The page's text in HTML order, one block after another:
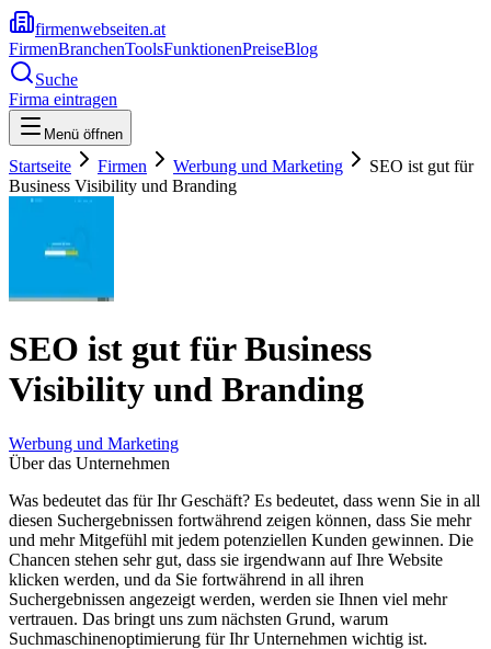
firmenwebseiten.at
FirmenBranchenToolsFunktionenPreiseBlog
Suche
Firma eintragen
Menü öffnen
Startseite Firmen Werbung und Marketing
SEO ist gut für
Business Visibility und Branding
SEO ist gut für Business
Visibility und Branding
Werbung und Marketing
Über das Unternehmen
Was bedeutet das für Ihr Geschäft? Es bedeutet, dass wenn Sie in all
diesen Suchergebnissen fortwährend zeigen können, dass Sie mehr
und mehr Mitgefühl mit jedem potenziellen Kunden gewinnen. Die
Chancen stehen sehr gut, dass sie irgendwann auf Ihre Website
klicken werden, und da Sie fortwährend in all ihren
Suchergebnissen angezeigt werden, werden sie Ihnen viel mehr
vertrauen. Das bringt uns zum nächsten Grund, warum
Suchmaschinenoptimierung für Ihr Unternehmen wichtig ist.